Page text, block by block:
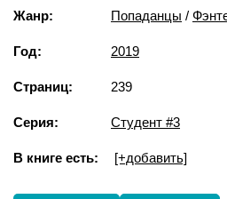
Жанр: Попаданцы /
Год: 2019
Страниц: 239
Серия: Студент #3
В книге есть: [+добавить]